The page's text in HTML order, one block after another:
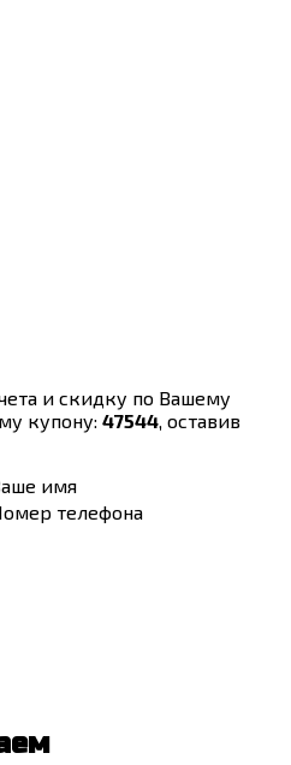
и скидку по Вашему
купону: 47544 , оставив
имя
телефона